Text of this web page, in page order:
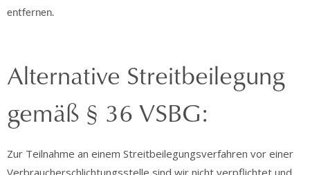
entfernen.
Alternative Streitbeilegung
gemäß § 36 VSBG:
Zur Teilnahme an einem Streitbeilegungsverfahren vor einer
Verbraucherschlichtungsstelle sind wir nicht verpflichtet und